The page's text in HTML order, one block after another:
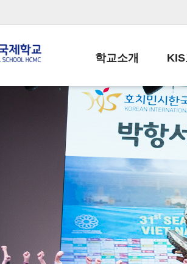
학교소개
학교장인사말
학교상징
학교연혁
교직원현황
학생현황
위치/전화
전경사진
교육
학사
일과
성과